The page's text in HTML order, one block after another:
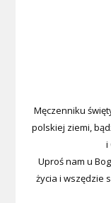
Męczenniku
polskiej ziemi,
i
Uproś nam u
życia i wszędzie